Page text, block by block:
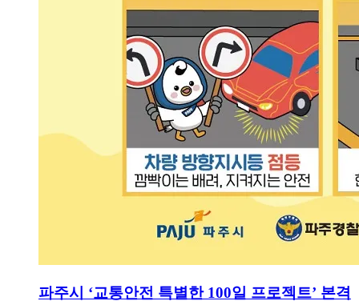
파주시 ‘교통안전 특별한 100일 프로젝트’ 본격